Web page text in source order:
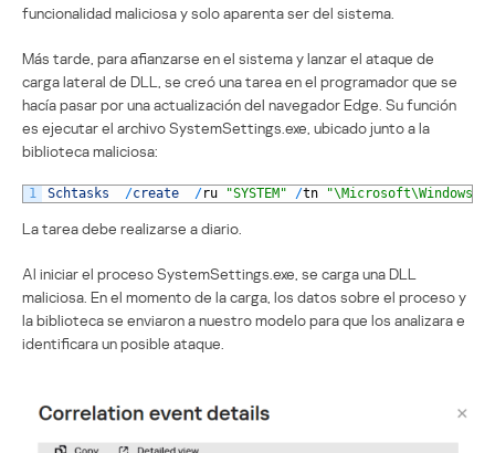
funcionalidad maliciosa y solo aparenta ser del sistema.
Más tarde, para afianzarse en el sistema y lanzar el ataque de
carga lateral de DLL, se creó una tarea en el programador que se
hacía pasar por una actualización del navegador Edge. Su función
es ejecutar el archivo SystemSettings.exe, ubicado junto a la
biblioteca maliciosa:
1 Schtasks /create /ru "SYSTEM" /tn
La tarea debe realizarse a diario.
Al iniciar el proceso SystemSettings.exe, se carga una DLL
maliciosa. En el momento de la carga, los datos sobre el proceso y
la biblioteca se enviaron a nuestro modelo para que los analizara e
identificara un posible ataque.